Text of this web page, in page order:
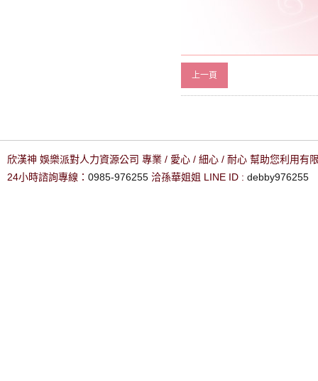
上一頁
欣漢神 娛樂派對人力資源公司 專業 / 愛心 / 細心 / 耐心 幫助您利用有
24小時諮詢專線： 0985-976255 洽孫華姐姐 LINE ID : debby976255